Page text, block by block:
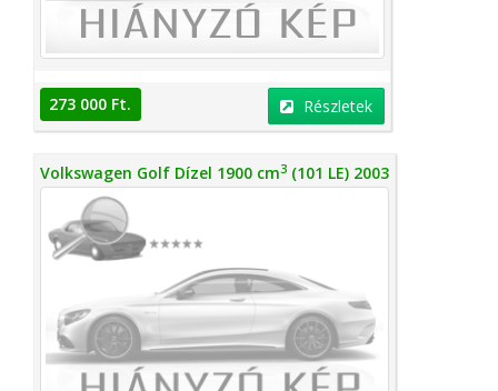
273 000 Ft. Részletek
Volkswagen Golf Dízel 1900 cm3 (101 LE) 2003